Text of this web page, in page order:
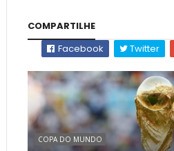
COMPARTILHE
Facebook
Twitter
COPA DO MUNDO